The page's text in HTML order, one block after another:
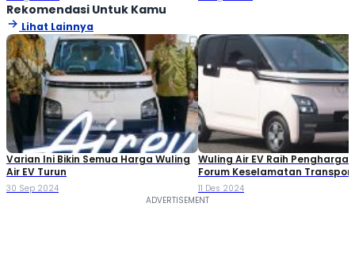
Rekomendasi Untuk Kamu
Lihat Lainnya
Varian Ini Bikin Semua Harga Wuling
Air EV Turun
30 Sep 2024
Wuling Air EV Raih
Forum Keselamatan
Indonesia
11 Des 2024